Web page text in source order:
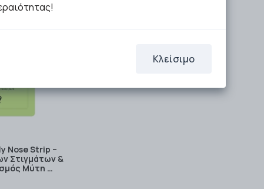
Nose Strip –
Στιγμάτων &
Μύτη …
Κλείσιμο